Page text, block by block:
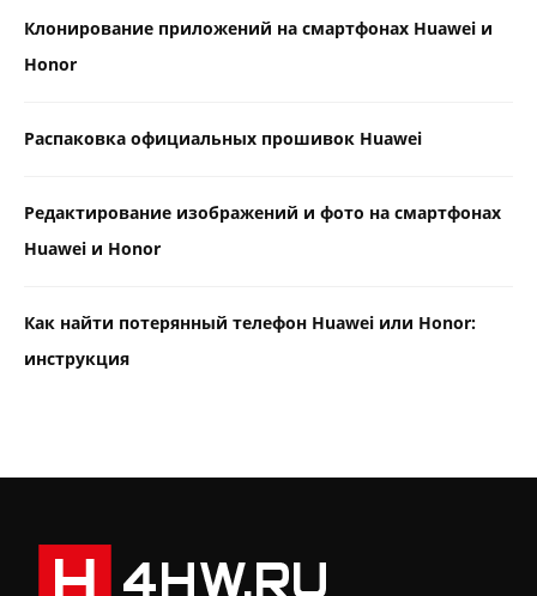
Клонирование приложений на смартфонах Huawei и
Honor
Распаковка официальных прошивок Huawei
Редактирование изображений и фото на смартфонах
Huawei и Honor
Как найти потерянный телефон Huawei или Honor:
инструкция